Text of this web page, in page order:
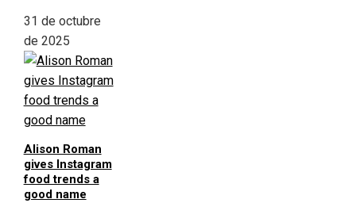
31 de octubre
de 2025
Alison Roman
gives Instagram
food trends a
good name